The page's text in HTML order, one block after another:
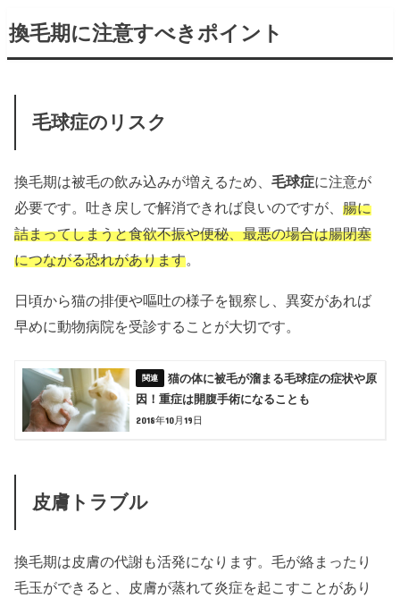
換毛期に注意すべきポイント
毛球症のリスク
換毛期は被毛の飲み込みが増えるため、毛球症に注意が
必要です。吐き戻しで解消できれば良いのですが、腸に
詰まってしまうと食欲不振や便秘、最悪の場合は腸閉塞
につながる恐れがあります。
日頃から猫の排便や嘔吐の様子を観察し、異変があれば
早めに動物病院を受診することが大切です。
猫の体に被毛が溜まる毛球症の症状や原
因！重症は開腹手術になることも
2018年10月19日
皮膚トラブル
換毛期は皮膚の代謝も活発になります。毛が絡まったり
毛玉ができると、皮膚が蒸れて炎症を起こすことがあり